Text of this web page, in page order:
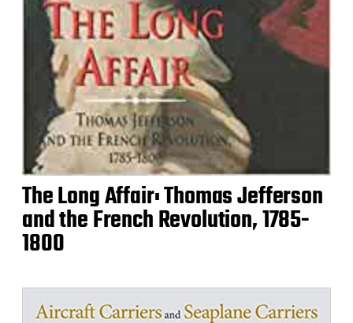
The Long Affair: Thomas Jefferson
and the French Revolution, 1785-
1800